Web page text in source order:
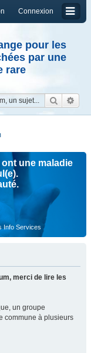
Connexion
pour les
par une
rare
une maladie
Info Services
merci de lire les
un groupe
commune à plusieurs